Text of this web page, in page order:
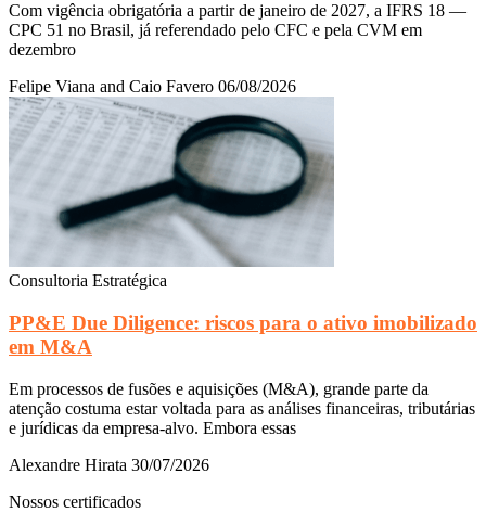
Com vigência obrigatória a partir de janeiro de 2027, a IFRS 18 —
CPC 51 no Brasil, já referendado pelo CFC e pela CVM em
dezembro
Felipe Viana and Caio Favero 06/08/2026
Consultoria Estratégica
PP&E Due Diligence: riscos para o ativo imobilizado
em M&A
Em processos de fusões e aquisições (M&A), grande parte da
atenção costuma estar voltada para as análises financeiras, tributárias
e jurídicas da empresa-alvo. Embora essas
Alexandre Hirata 30/07/2026
Nossos certificados